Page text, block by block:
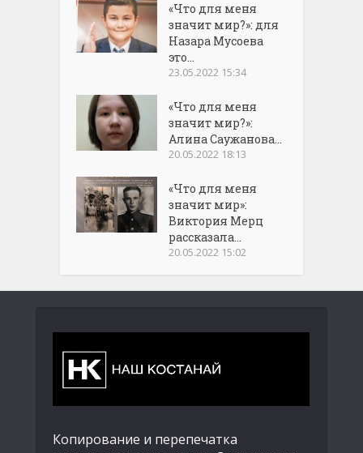
«Что для меня
значит мир?»: для
Назара Мусоева
это...
23.05.2022 15:34
«Что для меня
значит мир?»:
Алина Саужанова...
20.05.2022 18:13
«Что для меня
значит мир»:
Виктория Мерц
рассказала...
20.05.2022 15:02
Копирование и перепечатка